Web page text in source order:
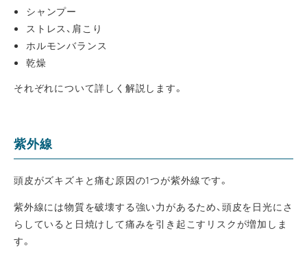
シャンプー
ストレス、肩こり
ホルモンバランス
乾燥
それぞれについて詳しく解説します。
紫外線
頭皮がズキズキと痛む原因の1つが紫外線です。
紫外線には物質を破壊する強い力があるため、頭皮を日光にさ
らしていると日焼けして痛みを引き起こすリスクが増加しま
す。